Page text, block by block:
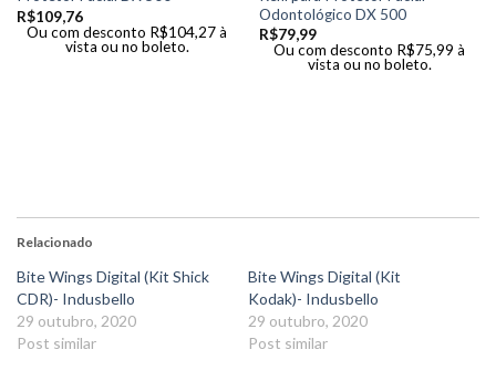
R$109,76
Ou com desconto R$104,27à
vista ou no boleto.
Odontológico DX 500
R$79,99
Ou com desconto R$75,99 à
vista ou no boleto.
Relacionado
Bite Wings Digital (Kit Shick
CDR)- Indusbello
29 outubro, 2020
Post similar
Bite Wings Digital (Kit
Kodak)- Indusbello
29 outubro, 2020
Post similar